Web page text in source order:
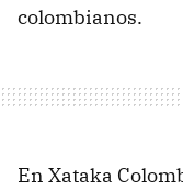
colombianos.
En Xataka